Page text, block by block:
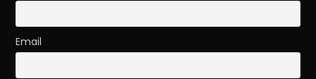
Email